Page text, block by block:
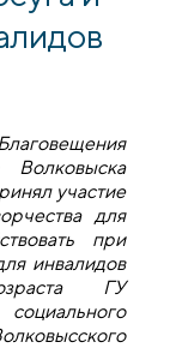
Волковыска
участие
для
при
инвалидов
ГУ